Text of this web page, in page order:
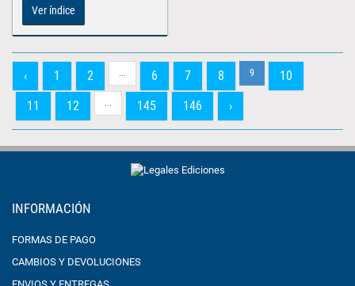
Ver índice
‹ 1 2 ... 6 7 8 9
10
11
12 ... 145 146 ›
INFORMACIÓN
FORMAS DE PAGO
CAMBIOS Y DEVOLUCIONES